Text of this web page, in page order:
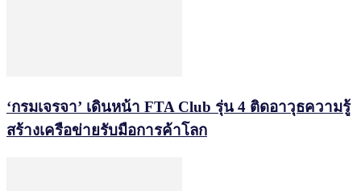
‘กรมเจรจา’ เดินหน้า FTA Club รุ่น 4 ติดอาวุธความรู้
สร้างเครือข่ายรับมือการค้าโลก